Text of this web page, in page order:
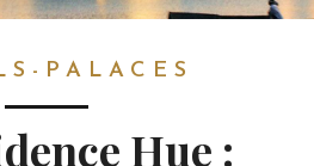
PALACES
Hue :